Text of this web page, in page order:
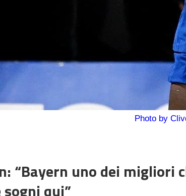
Photo by
“Bayern uno dei migliori
qui”